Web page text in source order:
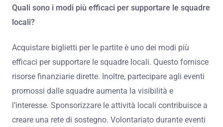
Quali sono i modi più efficaci per supportare le squadre
locali?
Acquistare biglietti per le partite è uno dei modi più
efficaci per supportare le squadre locali. Questo fornisce
risorse finanziarie dirette. Inoltre, partecipare agli eventi
promossi dalle squadre aumenta la visibilità e
l’interesse. Sponsorizzare le attività locali contribuisce a
creare una rete di sostegno. Volontariato durante eventi